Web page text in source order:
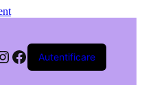
Facebook
Autentificare